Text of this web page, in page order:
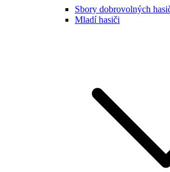
Sbory dobrovolných
Mladí hasiči